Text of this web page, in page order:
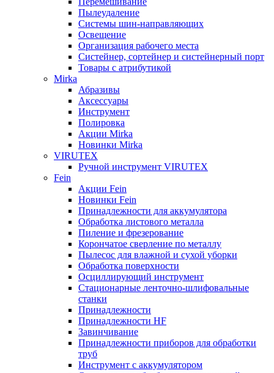
Пылеудаление
Системы шин-направляющих
Освещение
Организация рабочего места
Систейнер, сортейнер и систейнерный порт
Товары с атрибутикой
Mirka
Абразивы
Аксессуары
Инструмент
Полировка
Акции Mirka
Новинки Mirka
VIRUTEX
Ручной инструмент VIRUTEX
Fein
Акции Fein
Новинки Fein
Принадлежности для аккумулятора
Обработка листового металла
Пиление и фрезерование
Корончатое сверление по металлу
Пылесос для влажной и сухой уборки
Обработка поверхности
Осциллирующий инструмент
Стационарные ленточно-шлифовальные
станки
Принадлежности
Принадлежности HF
Завинчивание
Принадлежности приборов для обработки
труб
Инструмент с аккумулятором